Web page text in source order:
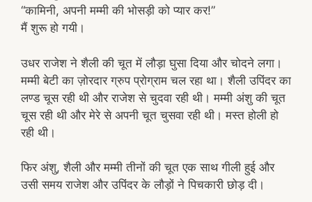
“कामिनी, अपनी मम्मी की भोसड़ी को प्यार कर!”
मैं शुरू हो गयी।
उधर राजेश ने शैली की चूत में लौड़ा घुसा दिया और चोदने लगा।
मम्मी बेटी का ज़ोरदार ग्रुप प्रोग्राम चल रहा था। शैली उपिंदर का
लण्ड चूस रही थी और राजेश से चुदवा रही थी। मम्मी अंशु की चूत
चूस रही थी और मेरे से अपनी चूत चुसवा रही थी। मस्त होली हो
रही थी।
फिर अंशु, शैली और मम्मी तीनों की चूत एक साथ गीली हुई और
उसी समय राजेश और उपिंदर के लौड़ों ने पिचकारी छोड़ दी।